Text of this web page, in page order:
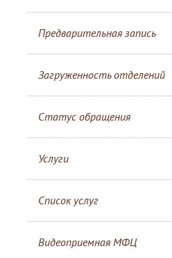
Предварительная запись
Загруженность отделений
Статус обращения
Услуги
Список услуг
Видеоприемная МФЦ